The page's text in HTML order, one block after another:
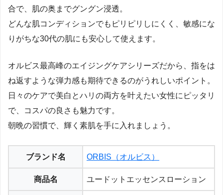
合で、肌の奥までグングン浸透。
どんな肌コンディションでもピリピリしにくく、敏感にな
りがちな30代の肌にも安心して使えます。
オルビス最高峰のエイジングケアシリーズだから、指をは
ね返すような弾力感も期待できるのがうれしいポイント。
日々のケアで美白とハリの両方を叶えたい女性にピッタリ
で、コスパの良さも魅力です。
朝晩の習慣で、輝く素肌を手に入れましょう。
ブランド名 ORBIS（オルビス）
商品名 ユードットエッセンスローション